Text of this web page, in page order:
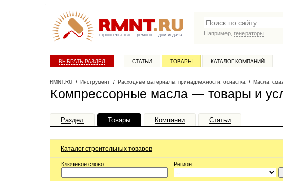
строительство ремонт дом и дача
Например, генераторы
ВЫБРАТЬ РАЗДЕЛ СТАТЬИ ТОВАРЫ КАТАЛОГ КОМПАНИЙ
RMNT.RU / Инструмент / Расходные материалы, принадлежности, оснастка / Масла,
Компрессорные масла — товары и
Раздел Товары Компании Статьи
Каталог строительных товаров
Ключевое слово: Регион: